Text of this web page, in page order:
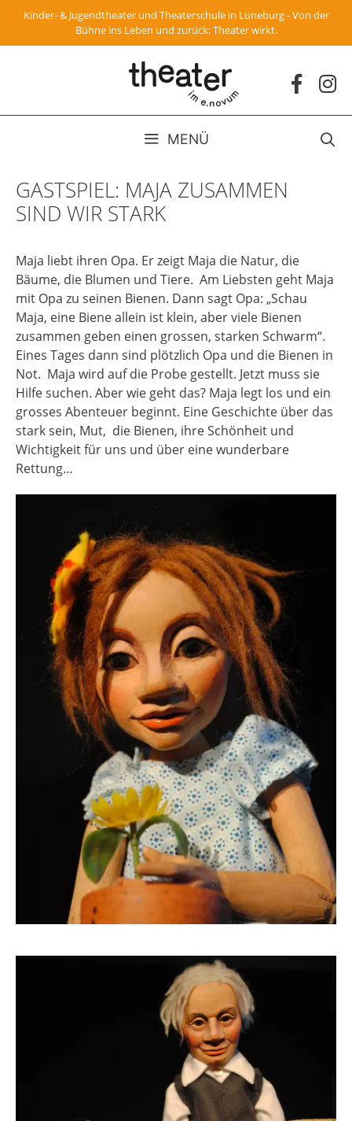
Zum
springen
Kinder- & Jugendtheater und Theaterschule in Lüneburg - Von der
Bühne ins Leben und zurück: Theater wirkt.
MENÜ
GASTSPIEL: MAJA ZUSAMMEN
SIND WIR STARK
Maja liebt ihren Opa. Er zeigt Maja die Natur, die
Bäume, die Blumen und Tiere. Am Liebsten geht Maja
mit Opa zu seinen Bienen. Dann sagt Opa: „Schau
Maja, eine Biene allein ist klein, aber viele Bienen
zusammen geben einen grossen, starken Schwarm“.
Eines Tages dann sind plötzlich Opa und die Bienen in
Not. Maja wird auf die Probe gestellt. Jetzt muss sie
Hilfe suchen. Aber wie geht das? Maja legt los und ein
grosses Abenteuer beginnt. Eine Geschichte über das
stark sein, Mut, die Bienen, ihre Schönheit und
Wichtigkeit für uns und über eine wunderbare
Rettung…